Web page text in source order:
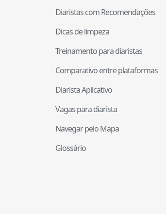
Diaristas com Recomendações
Dicas de limpeza
Treinamento para diaristas
Comparativo entre plataformas
Diarista Aplicativo
Vagas para diarista
Navegar pelo Mapa
Glossário